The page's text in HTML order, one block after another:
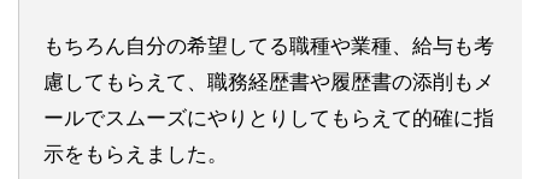
もちろん自分の希望してる職種や業種、給与も考
慮してもらえて、職務経歴書や履歴書の添削もメ
ールでスムーズにやりとりしてもらえて的確に指
示をもらえました。